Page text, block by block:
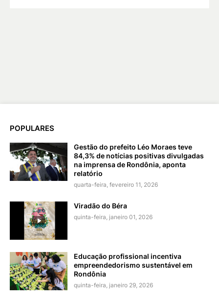
POPULARES
Gestão do prefeito Léo Moraes teve
84,3% de notícias positivas divulgadas
na imprensa de Rondônia, aponta
relatório
quarta-feira, fevereiro 11, 2026
Viradão do Béra
quinta-feira, janeiro 01, 2026
Educação profissional incentiva
empreendedorismo sustentável em
Rondônia
quinta-feira, janeiro 29, 2026